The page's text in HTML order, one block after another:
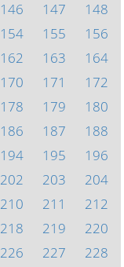
146 147
148
154 155
156
162 163
164
170 171
172
178 179
180
186 187
188
194 195
196
202 203
204
210 211
212
218 219
220
226 227
228